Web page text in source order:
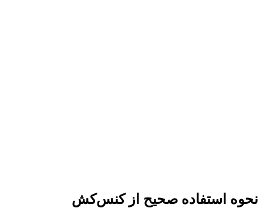
نحوه استفاده صحیح از کنس‌کش